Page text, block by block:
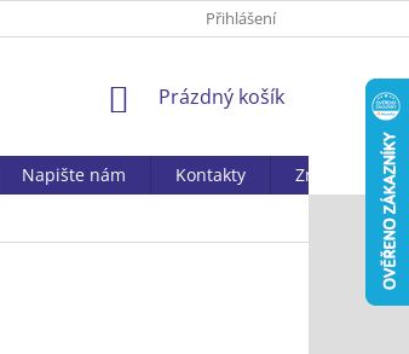
ZPRACOVÁNÍ OSOBNÍCH ÚDAJŮ DOSTUPNOST
Přihlášení
NÁKUPNÍ
Prázdný košík
Napište nám Kontakty
Značky